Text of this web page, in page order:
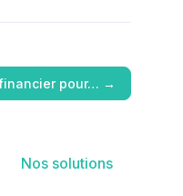
pour… →
Nos solutions